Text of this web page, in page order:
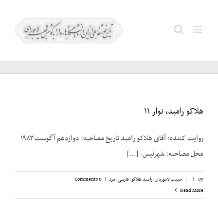
هواپیمایی
هلاکو رامبد، نوار ۱۱
روایت کننده: آقای هلاکو رامبد تاریخ مصاحبه: دوازدهم آگوست ۱۹۸۳
محل مصاحبه: شهرنیس- [...]
By
|
| حبیب لاجوردی,رامبد،‌هلاکو,فارسی,مرد |
0 Comments
Read More